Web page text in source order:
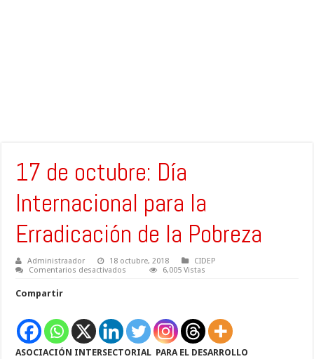
17 de octubre: Día
Internacional para la
Erradicación de la Pobreza
Administraador 18 octubre, 2018
CIDEP
Comentarios desactivados
para
la
Erradicación
de
6,005 Vistas
Compartir
ASOCIACIÓN INTERSECTORIAL PARA EL DESARROLLO